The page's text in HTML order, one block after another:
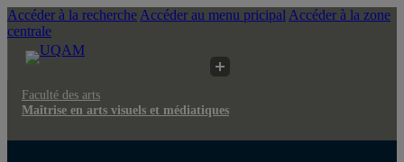
Accéder à la recherche Accéder au menu pricipal Accéder à la zone
centrale
Faculté des arts
Maîtrise en arts visuels et médiatiques